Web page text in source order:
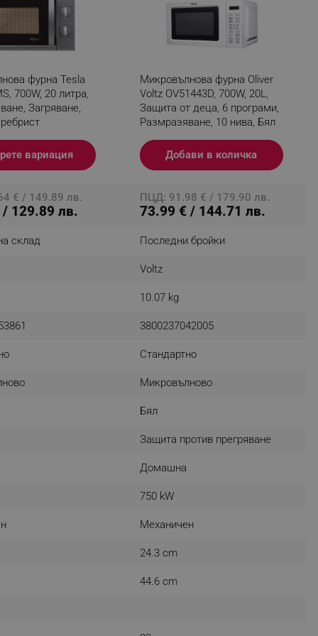
ХРУПКАВА КОРИЧКА
фурна Tesla
700W, 20 литра,
Загряване,
вариация
Микровълнова фурна Oliver
Voltz OV51443D, 700W, 20L,
Защита от деца, 6 програми,
Размразяване, 10 нива, Бял
Добави в количка
€ / 149.89 лв.
129.89 лв.
ПЦД: 91.98 € / 179.90 лв.
73.99 € / 144.71 лв.
склад Последни бройки
Voltz
10.07 kg
3800237042005
Стандартно
Микровълново
Бял
Защита против прегряване
Домашна
750 kW
Механичен
24.3 cm
44.6 cm
visitor sessions
is asked for web push
is a test user and can
disabled tracking,
specific data for
specific data for
stored to be sent
banners clicked by the
data including
status and